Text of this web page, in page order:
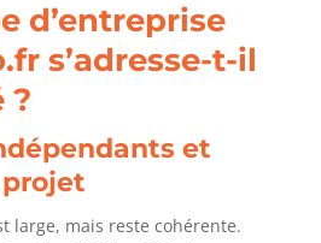
d’entreprise
s’adresse-t-il
?
et
large, mais reste cohérente.